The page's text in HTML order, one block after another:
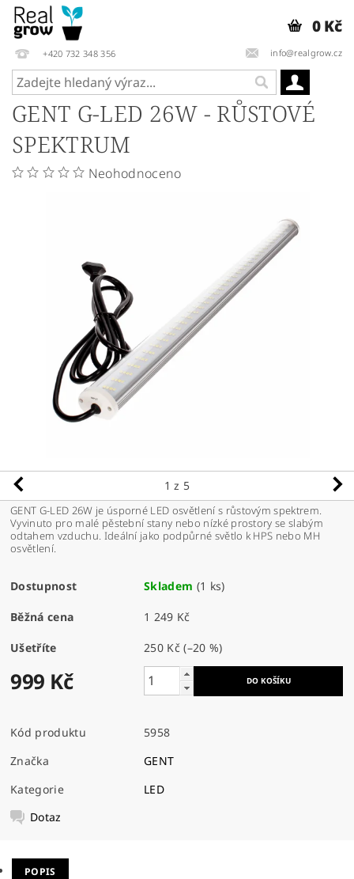
+420 732 348 356 info@realgrow.cz
0 Kč
GENT G-LED 26W - RŮSTOVÉ
SPEKTRUM
Neohodnoceno
1 z 5
GENT G-LED 26W je úsporné LED osvětlení s růstovým spektrem.
Vyvinuto pro malé pěstební stany nebo nízké prostory se slabým
odtahem vzduchu. Ideální jako podpůrné světlo k HPS nebo MH
osvětlení.
Dostupnost Skladem (1 ks)
Běžná cena 1 249 Kč
Ušetříte 250 Kč(–20 %)
999 Kč
Kód produktu
5958
Značka
GENT
Kategorie
LED
Dotaz
POPIS